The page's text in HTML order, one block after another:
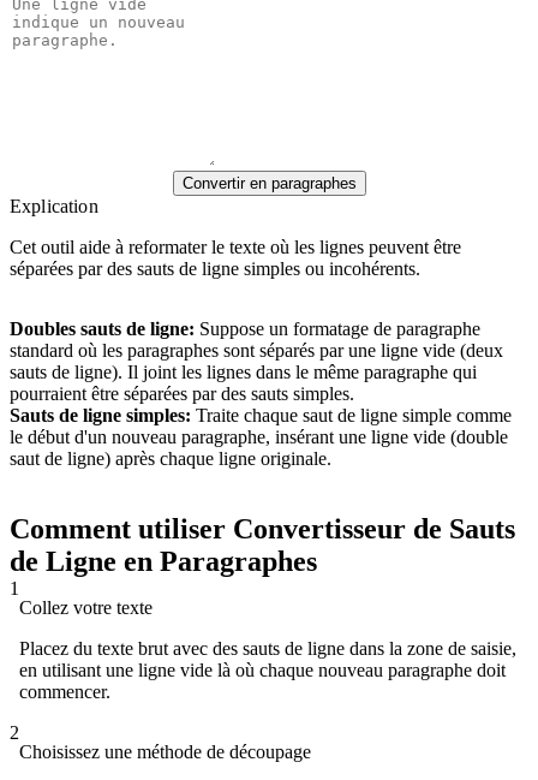
Convertir en paragraphes
Explication
Cet outil aide à reformater le texte où les lignes peuvent être
séparées par des sauts de ligne simples ou incohérents.
Doubles sauts de ligne: Suppose un formatage de paragraphe
standard où les paragraphes sont séparés par une ligne vide (deux
sauts de ligne). Il joint les lignes dans le même paragraphe qui
pourraient être séparées par des sauts simples.
Sauts de ligne simples: Traite chaque saut de ligne simple comme
le début d'un nouveau paragraphe, insérant une ligne vide (double
saut de ligne) après chaque ligne originale.
Comment utiliser Convertisseur de Sauts
de Ligne en Paragraphes
1
Collez votre texte
Placez du texte brut avec des sauts de ligne dans la zone de saisie,
en utilisant une ligne vide là où chaque nouveau paragraphe doit
commencer.
2
Choisissez une méthode de découpage